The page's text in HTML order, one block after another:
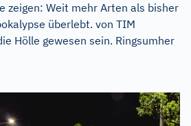
zeigen: Weit mehr Arten als bisher
überlebt. von TIM
Hölle gewesen sein. Ringsumher